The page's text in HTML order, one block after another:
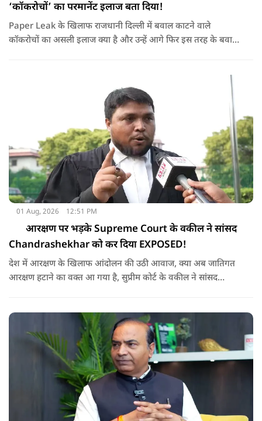
‘कॉकरोचों’ का परमानेंट इलाज बता दिया!
Paper Leak के खिलाफ राजधानी दिल्ली में बवाल काटने वाले
कॉकरोचों का असली इलाज क्या है और उन्हें आगे फिर इस तरह के बवाल
01 Aug, 2026 12:51 PM
आरक्षण पर भड़के Supreme Court के वकील ने सांसद
Chandrashekhar को कर दिया EXPOSED!
देश में आरक्षण के खिलाफ आंदोलन की उठी आवाज, क्या अब जातिगत
आरक्षण हटाने का वक्त आ गया है, सुप्रीम कोर्ट के वकील ने सांसद